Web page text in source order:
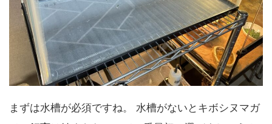
まずは水槽が必須ですね。 水槽がないとキボシヌマガ